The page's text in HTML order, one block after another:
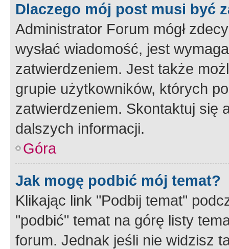
Dlaczego mój post musi być
Administrator Forum mógł
wysłać wiadomość, jest
zatwierdzeniem. Jest także
grupie użytkowników, których
zatwierdzeniem. Skontaktuj się
dalszych informacji.
Góra
Jak mogę podbić mój temat?
Klikając link "Podbij temat"
"podbić" temat na górę listy
forum. Jednak jeśli nie widzisz